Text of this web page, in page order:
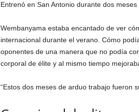
Entrenó en San Antonio durante dos
Wembanyama estaba encantado de ver
internacional durante el verano. Cómo
oponentes de una manera que no podía
corporal de élite y al mismo tiempo
“Estos dos meses de arduo trabajo fueron